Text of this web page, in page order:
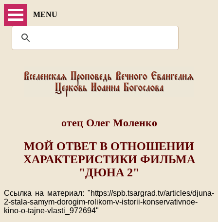
MENU
отец Олег Моленко
МОЙ ОТВЕТ В ОТНОШЕНИИ
ХАРАКТЕРИСТИКИ ФИЛЬМА
"ДЮНА 2"
Ссылка на материал: "https://spb.tsargrad.tv/articles/djuna-
2-stala-samym-dorogim-rolikom-v-istorii-konservativnoe-
kino-o-tajne-vlasti_972694"